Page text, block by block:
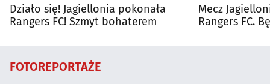
Działo się! Jagiellonia pokonała
Rangers FC! Szmyt bohaterem
Mecz
Rangers FC.
FOTOREPORTAŻE